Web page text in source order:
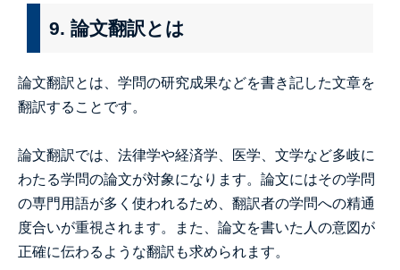
9. 論文翻訳とは
論文翻訳とは、学問の研究成果などを書き記した文章を
翻訳することです。
論文翻訳では、法律学や経済学、医学、文学など多岐に
わたる学問の論文が対象になります。論文にはその学問
の専門用語が多く使われるため、翻訳者の学問への精通
度合いが重視されます。また、論文を書いた人の意図が
正確に伝わるような翻訳も求められます。